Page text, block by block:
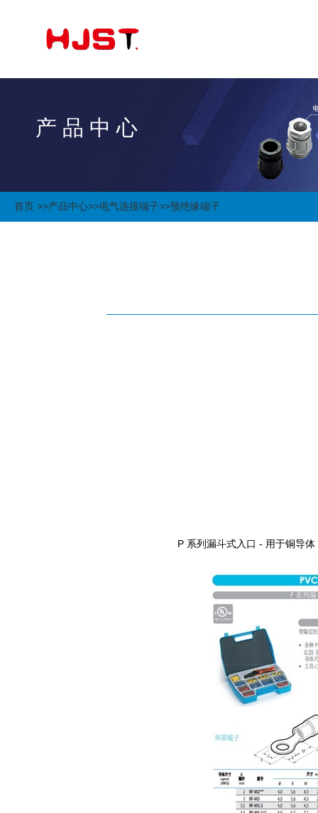
产 品 中 心
首页 >>产品中心>>电气连接端子>>预绝缘端子
P 系列漏斗式入口 - 用于铜导体